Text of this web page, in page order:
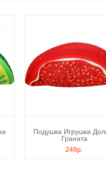
Подушка Игрушка
Граната
248р.